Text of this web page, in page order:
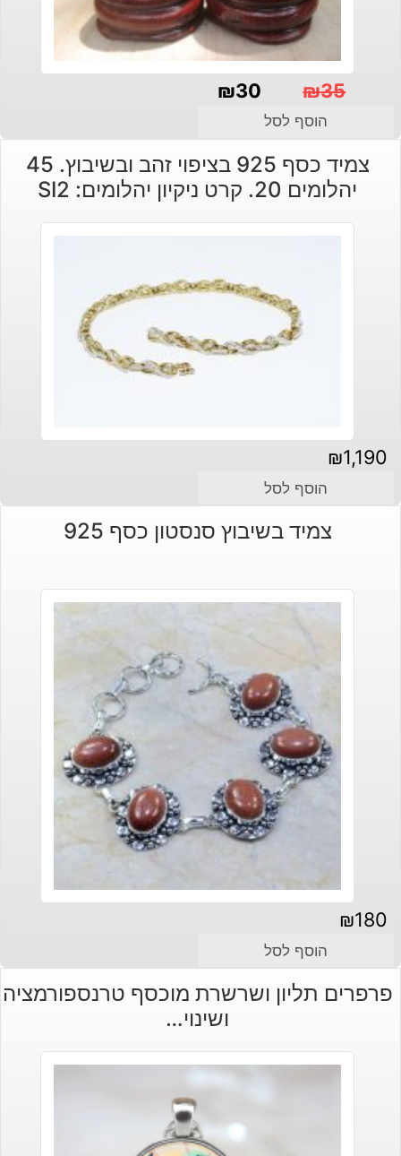
₪35
המקורי
היה:
₪35.
₪30
הנוכחי
הוא:
₪30.
הוסף לסל
צמיד כסף 925 בציפוי זהב ובשיבוץ. 45
יהלומים 20. קרט ניקיון יהלומים: SI2
₪1,190
הוסף לסל
צמיד בשיבוץ סנסטון כסף 925
₪180
הוסף לסל
פרפרים תליון ושרשרת מוכסף טרנספורמציה
ושינוי…